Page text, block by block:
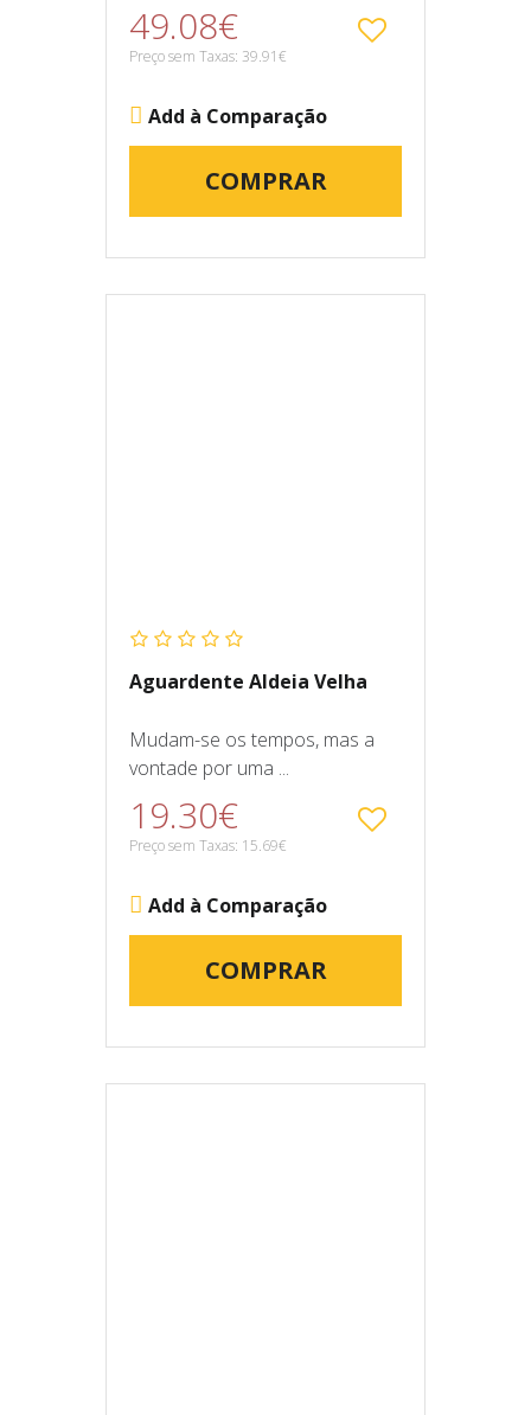
49.08€
Preço sem Taxas: 39.91€
Add à Comparação
COMPRAR
Aguardente Aldeia Velha
Mudam-se os tempos, mas a
vontade por uma ...
19.30€
Preço sem Taxas: 15.69€
Add à Comparação
COMPRAR